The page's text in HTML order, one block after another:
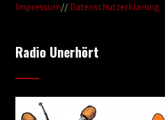
Impressum//Datenschutzerklärung
Radio Unerhört